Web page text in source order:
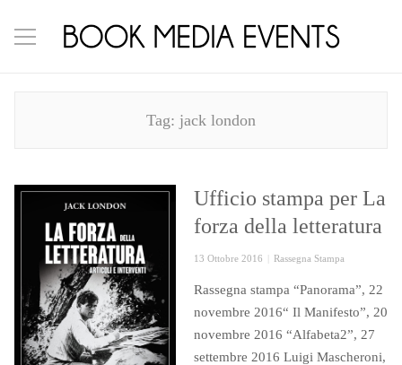
Tag: jack london
Ufficio stampa per La
forza della letteratura
Posted
13 Ottobre 2016 Categories
Rassegna Stampa
Rassegna stampa “Panorama”, 22
novembre 2016“ Il Manifesto”, 20
novembre 2016 “Alfabeta2”, 27
settembre 2016 Luigi Mascheroni,